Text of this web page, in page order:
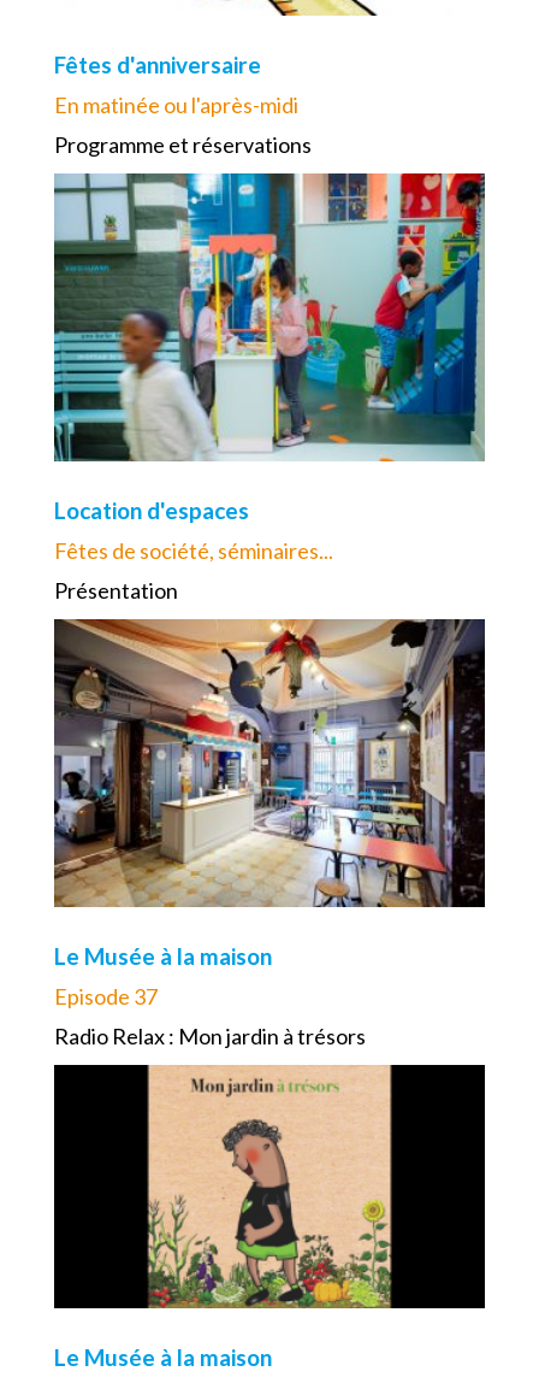
Fêtes d'anniversaire
En matinée ou l'après-midi
Programme et réservations
Location d'espaces
Fêtes de société, séminaires...
Présentation
Le Musée à la maison
Episode 37
Radio Relax : Mon jardin à trésors
Le Musée à la maison